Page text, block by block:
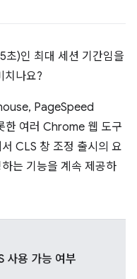
초)인 최대 세션 기간임을
치나요?
PageSpeed
여러 Chrome 웹 도구
CLS 창 조정 출시의 요
는 기능을 계속 제공하
사용 가능 여부